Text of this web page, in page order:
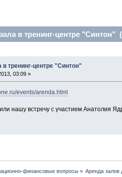
в тренинг-центре "Синтон"
в тренинг-центре "Синтон"
03:09 »
events/arenda.html
нашу встречу с участием Анатолия
финансовые вопросы» Аренда залов